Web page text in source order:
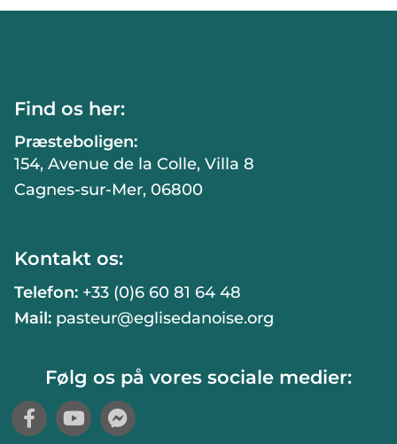
Find os her:
Præsteboligen:
154, Avenue de la Colle, Villa 8
Cagnes-sur-Mer, 06800
Kontakt os:
Telefon: +33 (0)6 60 81 64 48
Mail: pasteur@eglisedanoise.org
Følg os på vores sociale medier: